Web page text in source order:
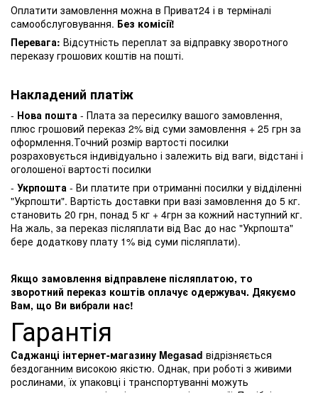
Оплатити замовлення можна в Приват24 і в терміналі
самообслуговування. Без комісії!
Перевага: Відсутність переплат за відправку зворотного
переказу грошових коштів на пошті.
Накладений платіж
- Нова пошта - Плата за пересилку вашого замовлення,
плюс грошовий переказ 2% від суми замовлення + 25 грн за
оформлення.Точний розмір вартості посилки
розраховується індивідуально і залежить від ваги, відстані і
оголошеної вартості посилки
- Укрпошта - Ви платите при отриманні посилки у відділенні
"Укрпошти". Вартість доставки при вазі замовлення до 5 кг.
становить 20 грн, понад 5 кг + 4грн за кожний наступний кг.
На жаль, за переказ післяплати від Вас до нас "Укрпошта"
бере додаткову плату 1% від суми післяплати).
Якщо замовлення відправлене післяплатою, то
зворотний переказ коштів оплачує одержувач. Дякуємо
Вам, що Ви вибрали нас!
Гарантія
Саджанці інтернет-магазину Megasad відрізняється
бездоганним високою якістю. Однак, при роботі з живими
рослинами, їх упаковці і транспортуванні можуть